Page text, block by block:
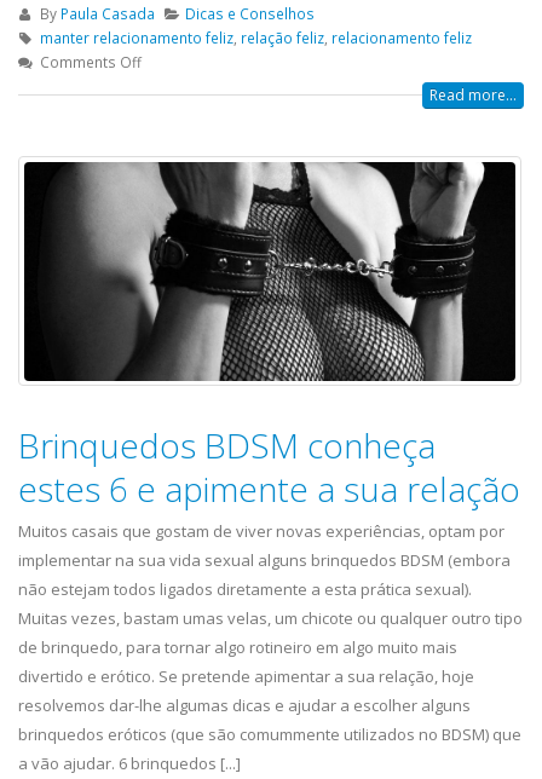
By Paula Casada
Dicas e Conselhos
manter relacionamento feliz, relação feliz, relacionamento feliz
Comments Off
Read more...
Brinquedos BDSM conheça
estes 6 e apimente a sua relação
Muitos casais que gostam de viver novas experiências, optam por
implementar na sua vida sexual alguns brinquedos BDSM (embora
não estejam todos ligados diretamente a esta prática sexual).
Muitas vezes, bastam umas velas, um chicote ou qualquer outro tipo
de brinquedo, para tornar algo rotineiro em algo muito mais
divertido e erótico. Se pretende apimentar a sua relação, hoje
resolvemos dar-lhe algumas dicas e ajudar a escolher alguns
brinquedos eróticos (que são comummente utilizados no BDSM) que
a vão ajudar. 6 brinquedos [...]